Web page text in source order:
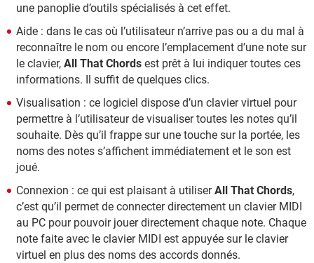
une panoplie d’outils spécialisés à cet effet.
Aide : dans le cas où l’utilisateur n’arrive pas ou a du mal à
reconnaître le nom ou encore l’emplacement d’une note sur
le clavier, All That Chords est prêt à lui indiquer toutes ces
informations. Il suffit de quelques clics.
Visualisation : ce logiciel dispose d’un clavier virtuel pour
permettre à l’utilisateur de visualiser toutes les notes qu’il
souhaite. Dès qu’il frappe sur une touche sur la portée, les
noms des notes s’affichent immédiatement et le son est
joué.
Connexion : ce qui est plaisant à utiliserAll That Chords,
c’est qu’il permet de connecter directement un clavier MIDI
au PC pour pouvoir jouer directement chaque note. Chaque
note faite avec le clavier MIDI est appuyée sur le clavier
virtuel en plus des noms des accords donnés.